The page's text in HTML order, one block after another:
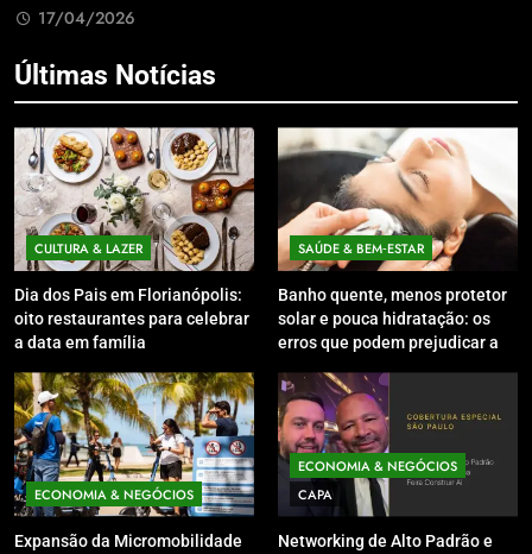
17/04/2026
Últimas Notícias
CULTURA & LAZER
Dia dos Pais em Florianópolis:
oito restaurantes para celebrar
a data em família
SAÚDE & BEM‑ESTAR
Banho quente, menos protetor
solar e pouca hidratação: os
erros que podem prejudicar a
inverno
ECONOMIA & NEGÓCIOS
Expansão da Micromobilidade
ECONOMIA & NEGÓCIOS
CAPA
Networking de Alto Padrão e